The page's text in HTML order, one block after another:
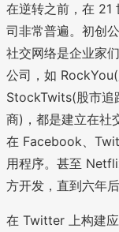
在逆转之前，在 21
司非常普遍。初创
社交网络是企业家
公司，如
StockTwits(股市追
商)，都是建立在社
在 Facebook、
用程序。甚至
方开发，直到六年后
在 Twitter 上构建